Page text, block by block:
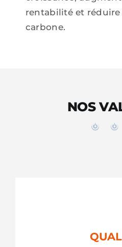
rentabilité et
carbone.
NOS